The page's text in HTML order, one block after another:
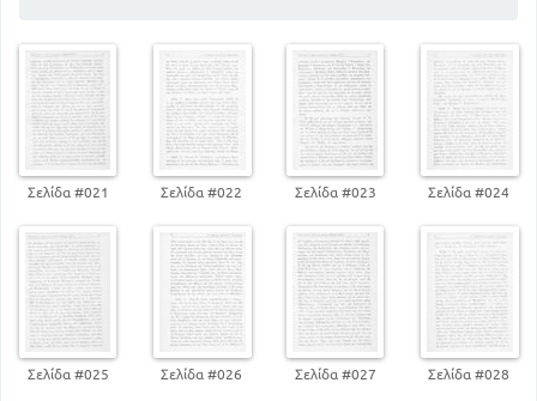
Σελίδα #021 Σελίδα #022 Σελίδα #023 Σελίδα #024
Σελίδα #025 Σελίδα #026 Σελίδα #027 Σελίδα #028